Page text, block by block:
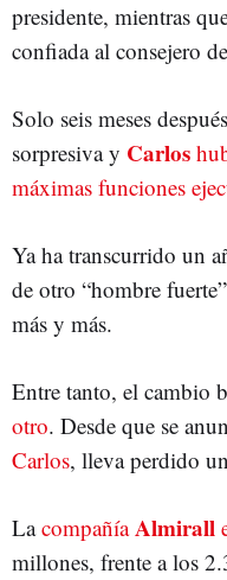
presidente, mientras
confiada al consejero
Solo seis meses
sorpresiva y Carlos
máximas funciones
Ya ha transcurrido un
de otro “hombre
más y más.
Entre tanto, el cambio
otro. Desde que se
Carlos, lleva perdido
LacompañíaAlmirall
millones, frente a los